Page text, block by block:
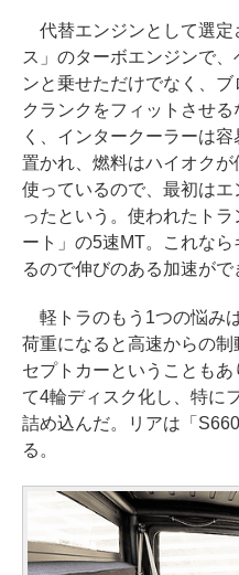
代替エンジンとして選定
ス」のターボエンジンで
ンと乗せただけでなく、
クランクをフィットさせ
く、インタークーラーは
置かれ、燃料はハイオク
使っているので、最初は
ったという。使われたト
ート」の5速MT。これな
るので伸びのある加速がで
軽トラのもう1つの悩み
荷重になると高速からの
セプトカーということも
て4輪ディスク化し、特に
詰め込んだ。リアは「
る。